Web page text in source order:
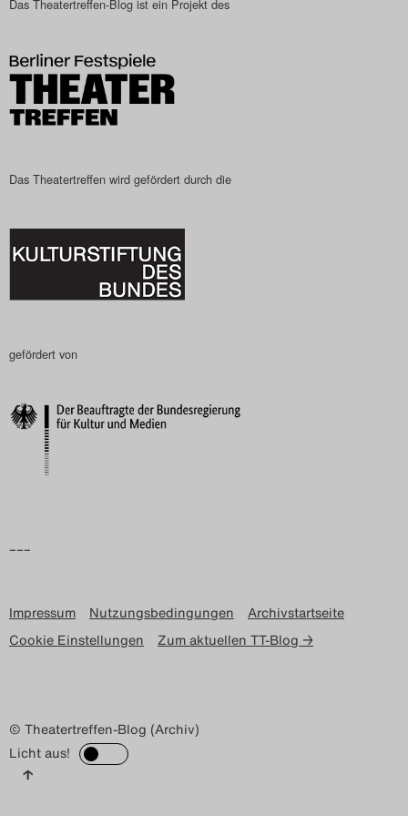
Das Theatertreffen-Blog
Das Theatertreffen-Blog
2025
Das Theatertreffen-Blog
Archiv
Nutzungsbedingungen
Das Theatertreffen-Blog ist ein Projekt des
Das Theatertreffen wird gefördert durch die
gefördert von
–––
Impressum Nutzungsbedingungen
Archivstartseite
Cookie Einstellungen
Zum aktuellen TT-Blog →
© Theatertreffen-Blog (Archiv)
Licht aus!
↑